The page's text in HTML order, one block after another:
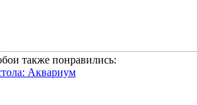
также понравились: